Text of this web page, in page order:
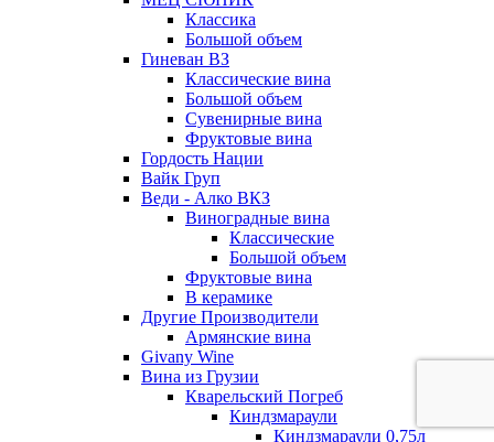
Классика
Большой объем
Гиневан ВЗ
Классические вина
Большой объем
Сувенирные вина
Фруктовые вина
Гордость Нации
Вайк Груп
Веди - Алко ВКЗ
Виноградные вина
Классические
Большой объем
Фруктовые вина
В керамике
Другие Производители
Армянские вина
Givany Wine
Вина из Грузии
Кварельский Погреб
Киндзмараули
Киндзмараули 0,75л